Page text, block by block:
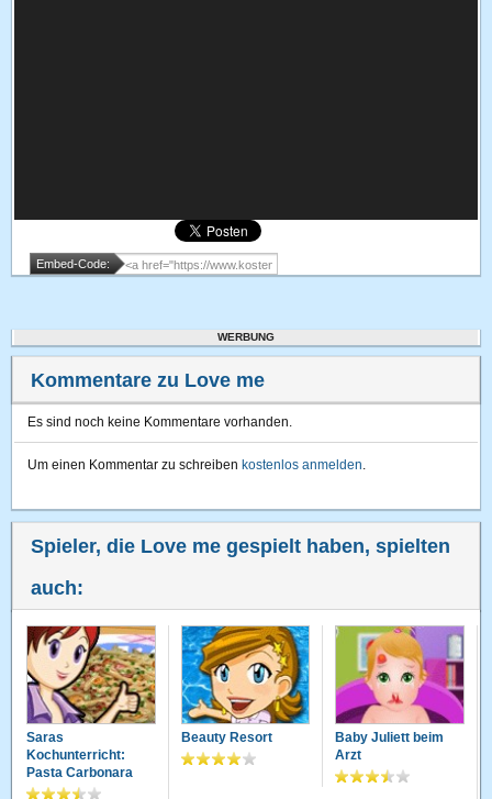
Embed-Code:
WERBUNG
Kommentare zu Love me
Es sind noch keine Kommentare vorhanden.
Um einen Kommentar zu schreiben kostenlos anmelden.
Spieler, die Love me gespielt haben, spielten
auch:
Saras
Kochunterricht:
Pasta Carbonara
Beauty Resort
Baby Juliett beim
Arzt